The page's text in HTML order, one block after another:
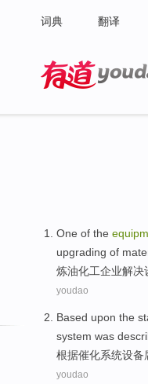
词典 翻译
One of the
upgrading of
炼油化工企业解决
youdao
Based upon the
system was
根据催化系统设备
youdao